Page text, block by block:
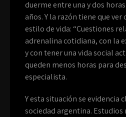
duerme entre una y dos
años. Y la razón tiene que
estilo de vida: “Cuestiones
adrenalina cotidiana, con la
y con tener una vida social
queden menos horas para
especialista.
Y esta situación se evidencia
sociedad argentina. Estudios